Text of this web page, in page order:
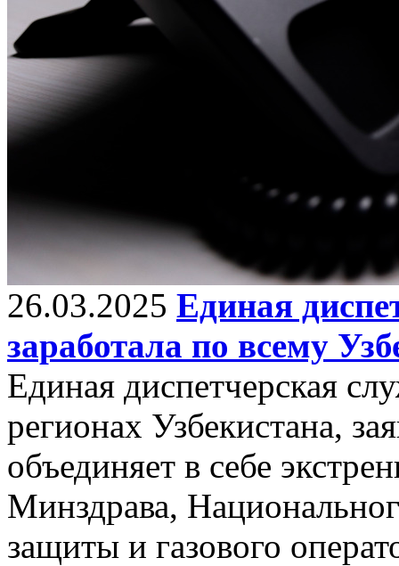
26.03.2025 Единая
заработала по всему
Единая диспетчерская
регионах Узбекистана,
объединяет в себе
Минздрава,
защиты и газового